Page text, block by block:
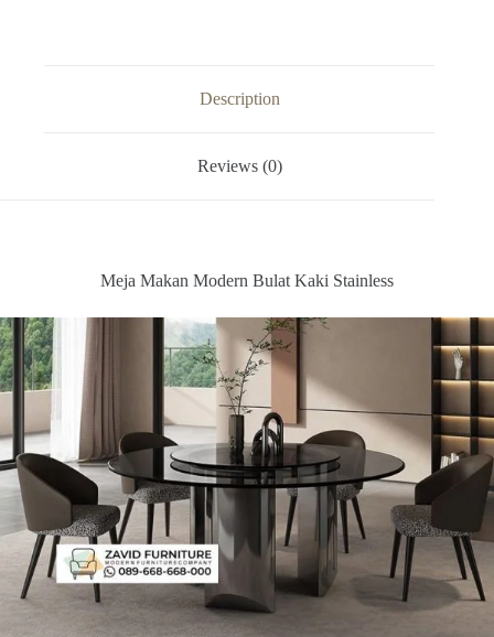
Description
Reviews (0)
Meja Makan Modern Bulat Kaki Stainless